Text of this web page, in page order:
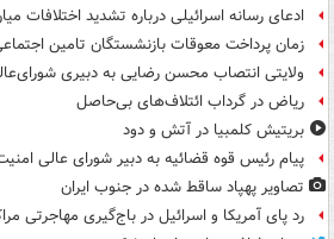
ادعای رسانه اسرائیلی درباره تشدید اختلافات
زمان پرداخت معوقات بازنشستگان تامین
ولایتی انتصاب محسن رضایی به دبیری
ریاض در گرداب ائتلاف‌های بی‌حاصل
بریتیش کلمبیا در آتش و دود
پیام رئیس قوه قضائیه به دبیر شورای عالی
تصاویر پهپاد ساقط شده در جنوب ایران
رد پای آمریکا و اسرائیل در باج‌گیری مهاجرتی